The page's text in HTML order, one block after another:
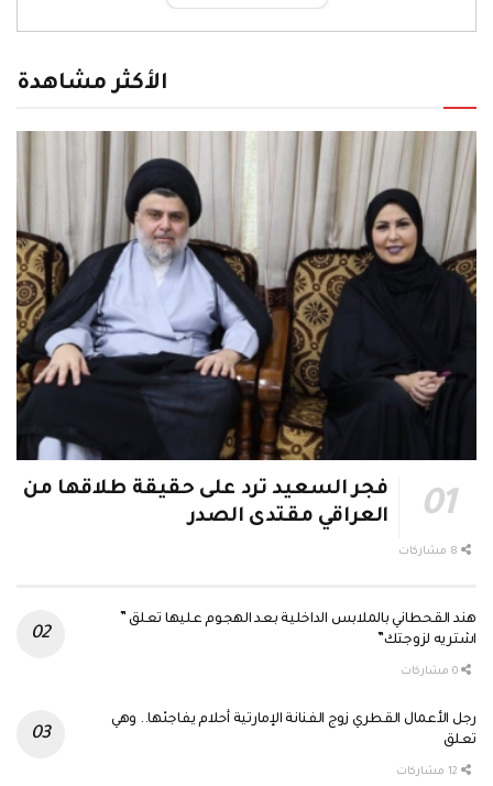
الأكثر مشاهدة
فجر السعيد ترد على حقيقة طلاقها من
العراقي مقتدى الصدر
هند القحطاني بالملابس الداخلية بعد الهجوم عليها تعلق ”
اشتريه لزوجتك”
رجل الأعمال القطري زوج الفنانة الإمارتية أحلام يفاجئها.. وهي
تعلق